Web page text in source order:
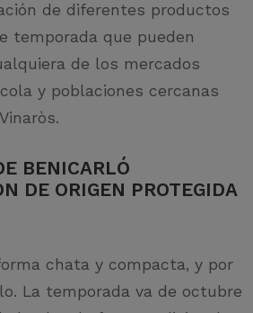
de diferentes productos
temporada que pueden
de los mercados
y poblaciones cercanas
BENICARLÓ
DE ORIGEN PROTEGIDA
chata y compacta, y por
La temporada va de octubre